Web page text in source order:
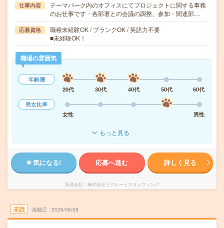
仕事内容
テーマパーク内のオフィスにてプロジェクトに関する事務
のお仕事です・各部署との会議の調整、参加・関連部…
応募資格
職種未経験OK / ブランクOK / 英語力不要
■未経験OK！
職場の雰囲気
年齢層
20代
30代 40代 50代
60代
男女比率
女性
男性
もっと見る
気になる! 応募へ進む 詳しく見る
派遣会社 株式会社リクルートスタッフィング
未読 掲載日 2026/08/08